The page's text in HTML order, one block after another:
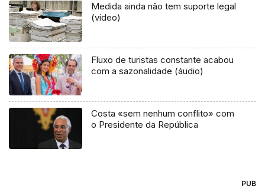
Medida ainda não tem suporte legal
(vídeo)
Fluxo de turistas constante acabou
com a sazonalidade (áudio)
Costa «sem nenhum conflito» com
o Presidente da República
PUB